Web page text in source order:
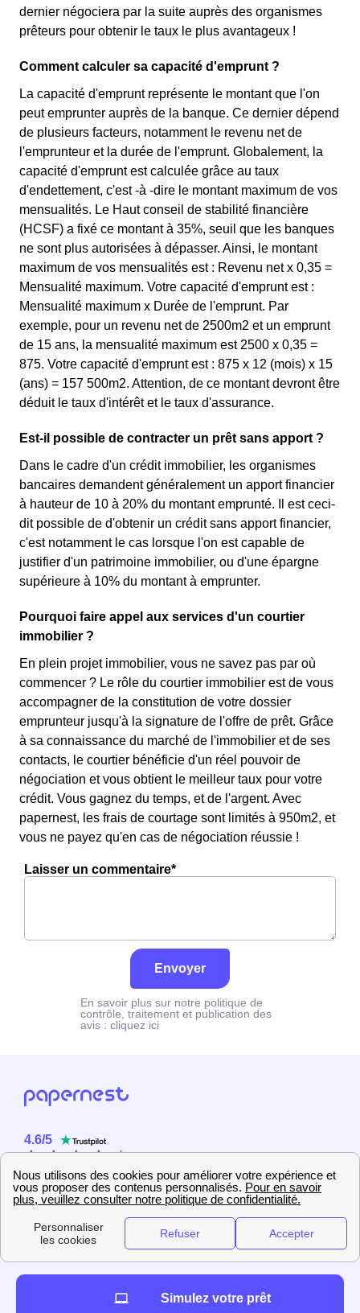
dernier négociera par la suite auprès des organismes
prêteurs pour obtenir le taux le plus avantageux !
Comment calculer sa capacité d'emprunt ?
La capacité d'emprunt représente le montant que l'on
peut emprunter auprès de la banque. Ce dernier dépend
de plusieurs facteurs, notamment le revenu net de
l'emprunteur et la durée de l'emprunt. Globalement, la
capacité d'emprunt est calculée grâce au taux
d'endettement, c'est -à -dire le montant maximum de vos
mensualités. Le Haut conseil de stabilité financière
(HCSF) a fixé ce montant à 35%, seuil que les banques
ne sont plus autorisées à dépasser. Ainsi, le montant
maximum de vos mensualités est : Revenu net x 0,35 =
Mensualité maximum. Votre capacité d'emprunt est :
Mensualité maximum x Durée de l'emprunt. Par
exemple, pour un revenu net de 2500m2 et un emprunt
de 15 ans, la mensualité maximum est 2500 x 0,35 =
875. Votre capacité d'emprunt est : 875 x 12 (mois) x 15
(ans) = 157 500m2. Attention, de ce montant devront être
déduit le taux d'intérêt et le taux d'assurance.
Est-il possible de contracter un prêt sans apport ?
Dans le cadre d'un crédit immobilier, les organismes
bancaires demandent généralement un apport financier
à hauteur de 10 à 20% du montant emprunté. Il est ceci-
dit possible de d'obtenir un crédit sans apport financier,
c'est notamment le cas lorsque l'on est capable de
justifier d'un patrimoine immobilier, ou d'une épargne
supérieure à 10% du montant à emprunter.
Pourquoi faire appel aux services d'un courtier
immobilier ?
En plein projet immobilier, vous ne savez pas par où
commencer ? Le rôle du courtier immobilier est de vous
accompagner de la constitution de votre dossier
emprunteur jusqu'à la signature de l'offre de prêt. Grâce
à sa connaissance du marché de l'immobilier et de ses
contacts, le courtier bénéficie d'un réel pouvoir de
négociation et vous obtient le meilleur taux pour votre
crédit. Vous gagnez du temps, et de l'argent. Avec
papernest, les frais de courtage sont limités à 950m2, et
vous ne payez qu'en cas de négociation réussie !
Laisser un commentaire*
Envoyer
En savoir plus sur notre politique de
contrôle, traitement et publication des
avis : cliquez ici
4.6/5
2358 utilisateurs
Simulez votre prêt